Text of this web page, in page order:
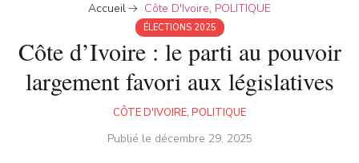
Accueil Côte D'Ivoire, POLITIQUE
ÉLECTIONS 2025
Côte d’Ivoire : le parti au pouvoir
largement favori aux législatives
CÔTE D'IVOIRE, POLITIQUE
Publié le décembre 29, 2025